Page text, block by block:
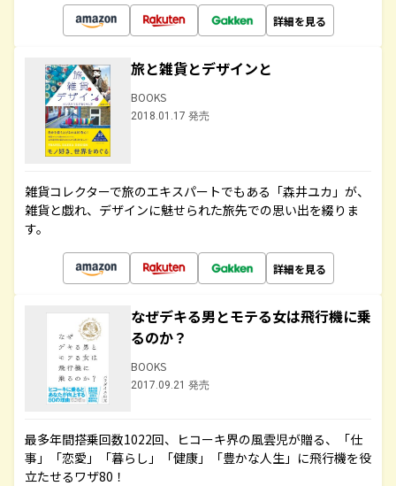
詳細を見る
旅と雑貨とデザインと
BOOKS
2018.01.17 発売
雑貨コレクターで旅のエキスパートでもある「森井ユカ」が、
雑貨と戯れ、デザインに魅せられた旅先での思い出を綴りま
す。
詳細を見る
なぜデキる男とモテる女は飛行機に乗
るのか？
BOOKS
2017.09.21 発売
最多年間搭乗回数1022回、ヒコーキ界の風雲児が贈る、「仕
事」「恋愛」「暮らし」「健康」「豊かな人生」に飛行機を役
立たせるワザ80！